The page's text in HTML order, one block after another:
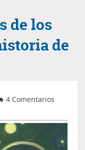
de los
de
4 Comentarios